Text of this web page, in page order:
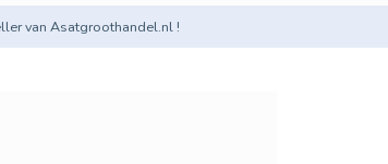
van Asatgroothandel.nl !